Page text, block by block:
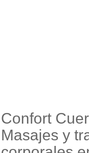
Confort
Masajes y